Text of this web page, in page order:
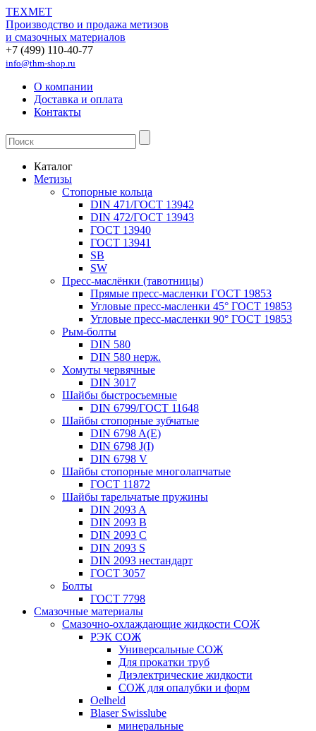
ТЕХМЕТ
Производство и продажа метизов
и смазочных материалов
+7 (499) 110-40-77
info@thm-shop.ru
О компании
Доставка и оплата
Контакты
Каталог
Метизы
Стопорные кольца
DIN 471/ГОСТ 13942
DIN 472/ГОСТ 13943
ГОСТ 13940
ГОСТ 13941
SB
SW
Пресс-маслёнки (тавотницы)
Прямые пресс-масленки ГОСТ 19853
Угловые пресс-масленки 45° ГОСТ 19853
Угловые пресс-масленки 90° ГОСТ 19853
Рым-болты
DIN 580
DIN 580 нерж.
Хомуты червячные
DIN 3017
Шайбы быстросъемные
DIN 6799/ГОСТ 11648
Шайбы стопорные зубчатые
DIN 6798 A(E)
DIN 6798 J(I)
DIN 6798 V
Шайбы стопорные многолапчатые
ГОСТ 11872
Шайбы тарельчатые пружины
DIN 2093 A
DIN 2093 B
DIN 2093 C
DIN 2093 S
DIN 2093 нестандарт
ГОСТ 3057
Болты
ГОСТ 7798
Смазочные материалы
Смазочно-охлаждающие жидкости СОЖ
РЭК СОЖ
Универсальные СОЖ
Для прокатки труб
Диэлектрические жидкости
СОЖ для опалубки и форм
Oelheld
Blaser Swisslube
минеральные